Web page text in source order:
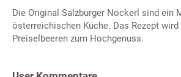
Die Original Salzburger Nockerl sind ein
österreichischen Küche. Das Rezept
Preiselbeeren zum Hochgenuss.